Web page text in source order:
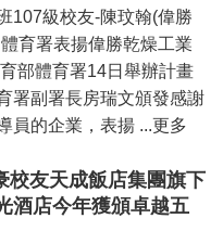
107級校友-陳玟翰(偉勝
育署表揚偉勝乾燥工業
部體育署14日舉辦計畫
署副署長房瑞文頒發感謝
員的企業，表揚 ...更多
校友天成飯店集團旗下
酒店今年獲頒卓越五